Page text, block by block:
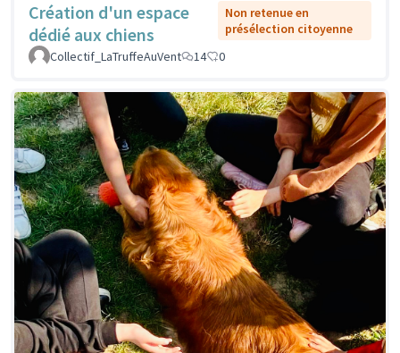
Création d'un espace
dédié aux chiens
Non retenue en
présélection citoyenne
Collectif_LaTruffeAuVent
14 0